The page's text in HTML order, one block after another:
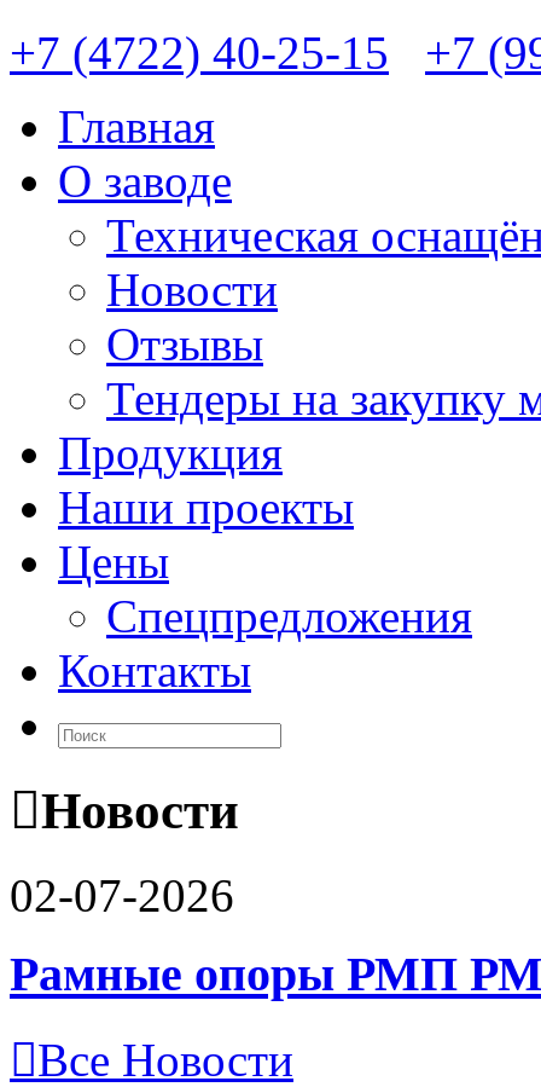
+7 (4722) 40-25-15
+7
Главная
О заводе
Техническая
Новости
Отзывы
Тендеры на закупку
Продукция
Наши проекты
Цены
Спецпредложения
Контакты
Новости
02-07-2026
Рамные опоры РМП
Все Новости